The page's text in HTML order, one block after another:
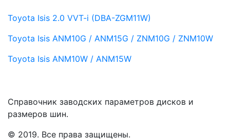
Toyota Isis 2.0 VVT-i (DBA-ZGM11W)
Toyota Isis ANM10G / ANM15G / ZNM10G / ZNM10W
Toyota Isis ANM10W / ANM15W
Справочник заводских параметров дисков и
размеров шин.
© 2019. Все права защищены.